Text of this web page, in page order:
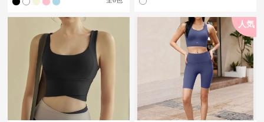
人気